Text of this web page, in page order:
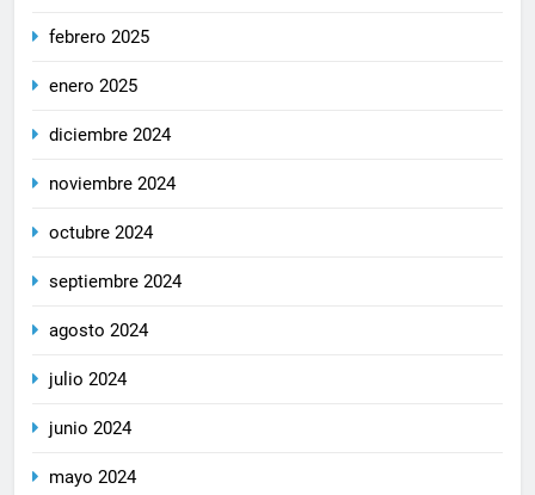
febrero 2025
enero 2025
diciembre 2024
noviembre 2024
octubre 2024
septiembre 2024
agosto 2024
julio 2024
junio 2024
mayo 2024